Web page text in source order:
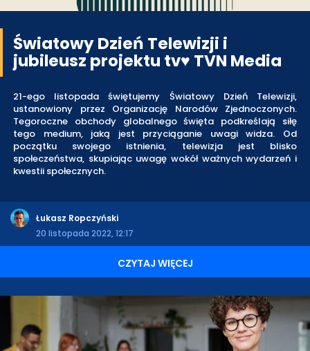
Światowy Dzień Telewizji i
jubileusz projektu tv♥ TVN Media
21-ego listopada świętujemy Światowy Dzień Telewizji,
ustanowiony przez Organizację Narodów Zjednoczonych.
Tegoroczne obchody globalnego święta podkreślają siłę
tego medium, jaką jest przyciąganie uwagi widza. Od
początku swojego istnienia, telewizja jest blisko
społeczeństwa, skupiając uwagę wokół ważnych wydarzeń i
kwestii społecznych.
Łukasz Ropczyński
20 listopada 2022, 12:17
CZYTAJ WIĘCEJ